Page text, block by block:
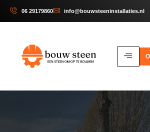
06 29179860 info@bouwsteeninstallaties.nl